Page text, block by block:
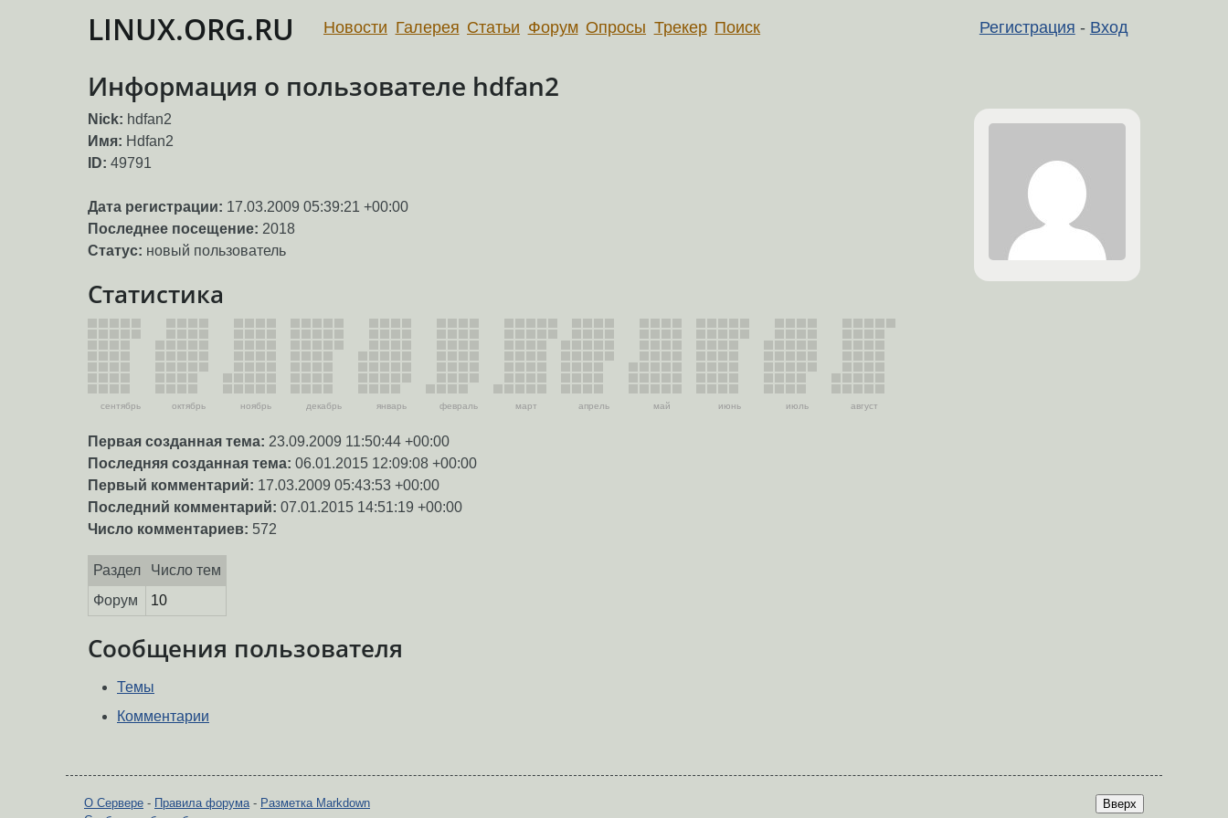
LINUX.ORG.RU Регистрация - Вход
Новости Галерея Статьи Форум Опросы Трекер Поиск
Информация о пользователе hdfan2
Nick: hdfan2
Имя: Hdfan2
ID: 49791
Дата регистрации: 17.03.2009 05:39:21 +00:00
Последнее посещение: 2018
Статус: новый пользователь
Статистика
сентябрь октябрь ноябрь декабрь январь февраль март апрель май июнь июль август
Первая созданная тема: 23.09.2009 11:50:44 +00:00
Последняя созданная тема: 06.01.2015 12:09:08 +00:00
Первый комментарий: 17.03.2009 05:43:53 +00:00
Последний комментарий: 07.01.2015 14:51:19 +00:00
Число комментариев: 572
Раздел
Число тем
Форум
10
Сообщения пользователя
Темы
Комментарии
Вверх
О Сервере - Правила форума- Разметка Markdown